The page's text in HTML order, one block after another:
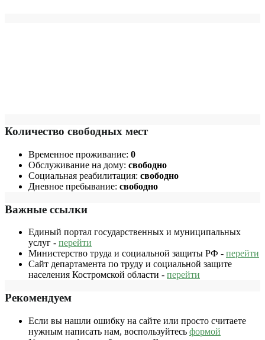
Количество свободных мест
Временное проживание: 0
Обслуживание на дому: свободно
Социальная реабилитация: свободно
Дневное пребывание: свободно
Важные ссылки
Единый портал государственных и муниципальных
услуг - перейти
Министерство труда и социальной защиты РФ - перейти
Сайт департамента по труду и социальной защите
населения Костромской области - перейти
Рекомендуем
Если вы нашли ошибку на сайте или просто считаете
нужным написать нам, воспользуйтесь формой